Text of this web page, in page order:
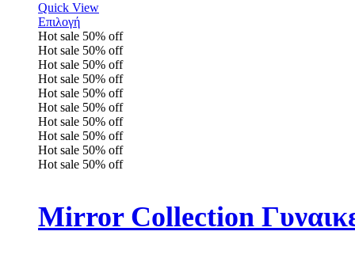
Quick View
Επιλογή
Hot sale 50% off
Hot sale 50% off
Hot sale 50% off
Hot sale 50% off
Hot sale 50% off
Hot sale 50% off
Hot sale 50% off
Hot sale 50% off
Hot sale 50% off
Hot sale 50% off
Mirror Collection